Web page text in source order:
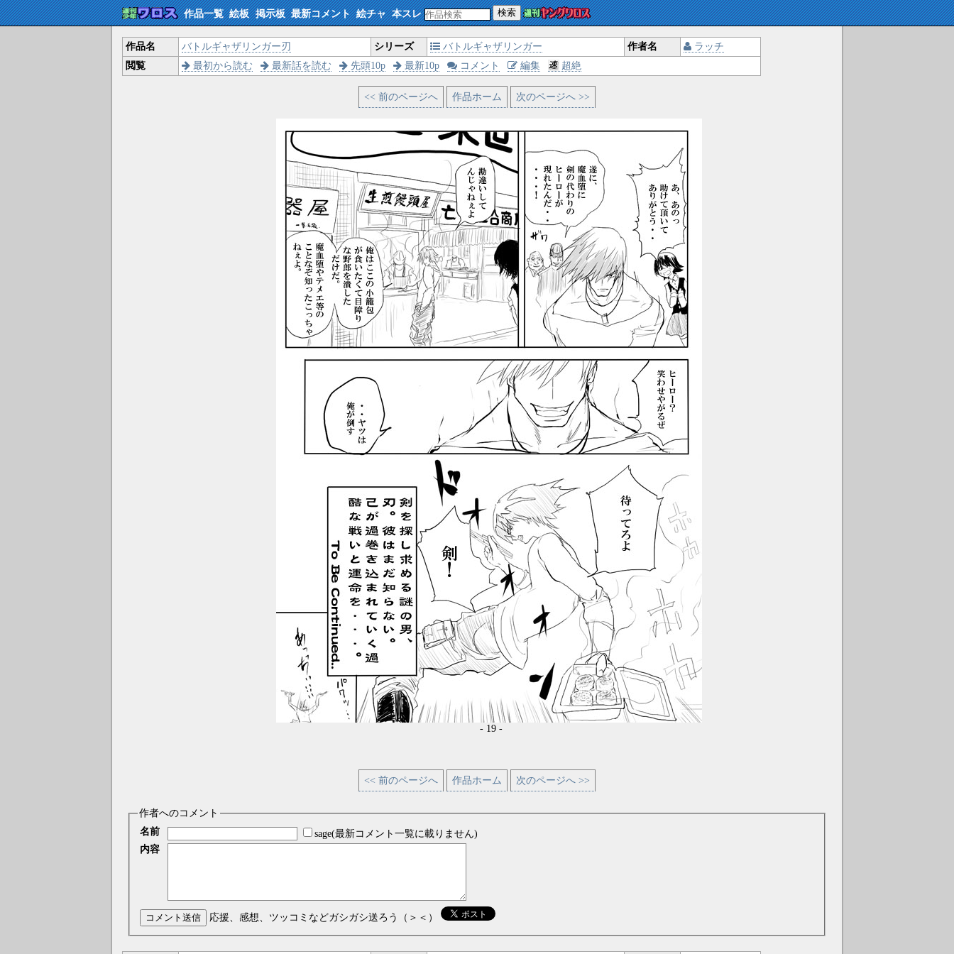
作品一覧 絵板 掲示板 最新コメント 絵チャ 本スレ 検索
作品名 バトルギャザリンガー刃 シリーズ バトルギャザリンガー 作者名
ラッチ
閲覧
最初から読む 最新話を読む 先頭10p 最新10p コメント 編集 超絶
<< 前のページへ 作品ホーム 次のページへ >>
- 19 -
<< 前のページへ 作品ホーム 次のページへ >>
作者へのコメント
名前
sage(最新コメント一覧に載りません)
内容
コメント送信 応援、感想、ツッコミなどガシガシ送ろう（＞＜）